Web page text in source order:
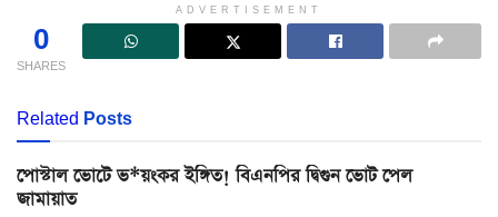
ADVERTISEMENT
0
SHARES
Related Posts
পোস্টাল ভোটে ভ*য়ংকর ইঙ্গিত! বিএনপির দ্বিগুন ভোট পেল
জামায়াত